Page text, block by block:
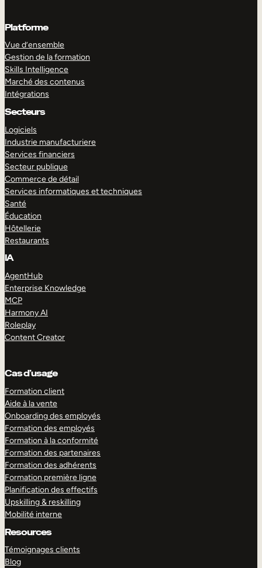
Platforme
Vue d’ensemble
Gestion de la formation
Skills Intelligence
Marché des contenus
Intégrations
Secteurs
Logiciels
Industrie manufacturiere
Services financiers
Secteur publique
Commerce de détail
Services informatiques et techniques
Santé
Éducation
Hôtellerie
Restaurants
IA
AgentHub
Enterprise Knowledge
MCP
Harmony AI
Roleplay
Content Creator
Cas d’usage
Formation client
Aide à la vente
Onboarding des employés
Formation des employés
Formation à la conformité
Formation des partenaires
Formation des adhérents
Formation première ligne
Planification des effectifs
Upskilling & reskilling
Mobilité interne
Resources
Témoignages clients
Blog